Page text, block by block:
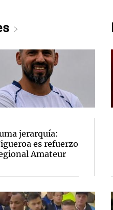
jerarquía:
es refuerzo
Amateur